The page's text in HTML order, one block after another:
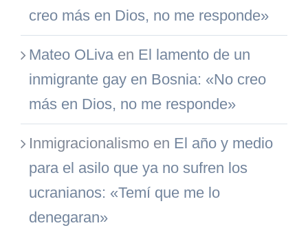
creo más en Dios, no me responde»
Mateo OLivaen El lamento de un
inmigrante gay en Bosnia: «No creo
más en Dios, no me responde»
Inmigracionalismo en El año y medio
para el asilo que ya no sufren los
ucranianos: «Temí que me lo
denegaran»